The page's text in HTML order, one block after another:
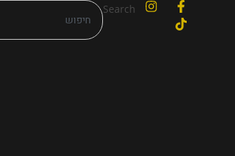
Search